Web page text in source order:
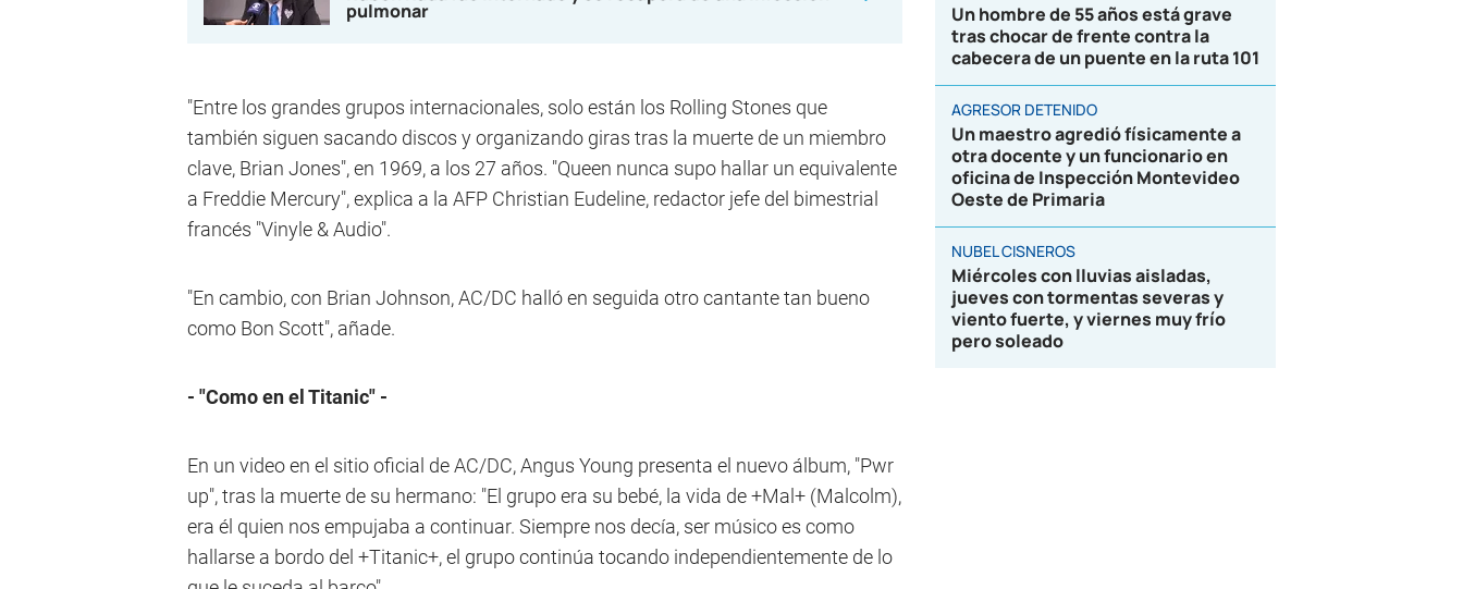
pulmonar
"Entre los grandes grupos internacionales, solo están los Rolling Stones que
también siguen sacando discos y organizando giras tras la muerte de un miembro
clave, Brian Jones", en 1969, a los 27 años. "Queen nunca supo hallar un equivalente
a Freddie Mercury", explica a la AFP Christian Eudeline, redactor jefe del bimestrial
francés "Vinyle & Audio".
"En cambio, con Brian Johnson, AC/DC halló en seguida otro cantante tan bueno
como Bon Scott", añade.
- "Como en el Titanic" -
En un video en el sitio oficial de AC/DC, Angus Young presenta el nuevo álbum, "Pwr
up", tras la muerte de su hermano: "El grupo era su bebé, la vida de +Mal+ (Malcolm),
era él quien nos empujaba a continuar. Siempre nos decía, ser músico es como
hallarse a bordo del +Titanic+, el grupo continúa tocando independientemente de lo
Un hombre de 55 años está grave
tras chocar de frente contra la
cabecera de un puente en la ruta 101
AGRESOR DETENIDO
Un maestro agredió físicamente a
otra docente y un funcionario en
oficina de Inspección Montevideo
Oeste de Primaria
NUBEL CISNEROS
Miércoles con lluvias aisladas,
jueves con tormentas severas y
viento fuerte, y viernes muy frío
pero soleado